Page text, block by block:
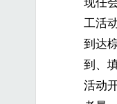
工活
到达
到、
活动